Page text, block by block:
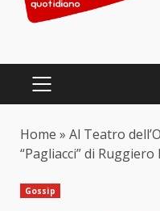
PRIMARY
Home » Al Teatro
“Pagliacci” di
Gossip